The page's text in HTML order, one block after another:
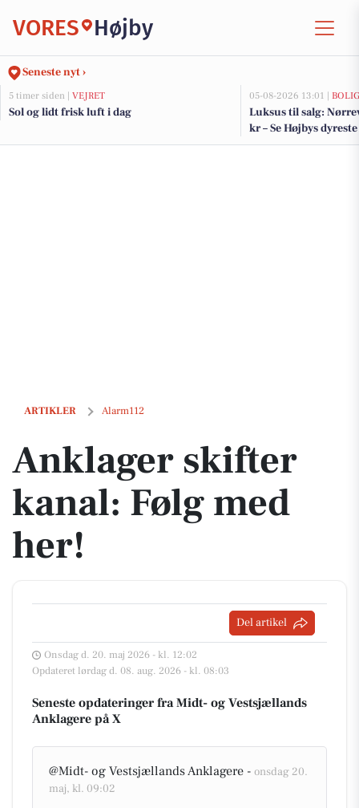
VORES Højby
Seneste nyt ›
5 timer siden | VEJRET
Sol og lidt frisk luft i dag
05-08-2026 13:01 |
Luksus til salg:
kr – Se Højbys
ARTIKLER Alarm112
Anklager skifter kanal: Følg med her!
Anklager skifter
kanal: Følg med
her!
Del artikel
Onsdag d. 20. maj 2026 - kl. 12:02
Opdateret lørdag d. 08. aug. 2026 - kl. 08:03
Seneste opdateringer fra Midt- og Vestsjællands
Anklagere på X
@Midt- og Vestsjællands Anklagere - onsdag 20.
maj, kl. 09:02